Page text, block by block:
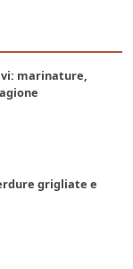
marinature,
grigliate e